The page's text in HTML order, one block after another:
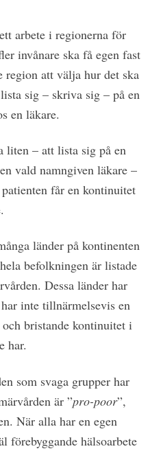
arbete i regionerna för
invånare ska få egen fast
att välja hur det ska
sig – skriva sig – på en
en läkare.
liten – att lista sig på en
vald namngiven läkare –
får en kontinuitet
länder på kontinenten
befolkningen är listade
Dessa länder har
inte tillnärmelsevis en
bristande kontinuitet i
har.
som svaga grupper har
är ”pro-poor”,
När alla har en egen
förebyggande hälsoarbete